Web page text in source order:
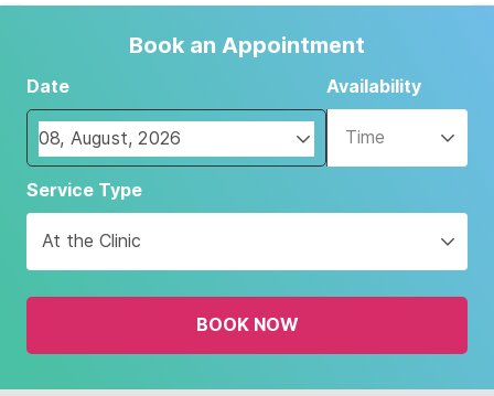
Book an Appointment
Date
Navigate
forward
interact
with
the
and
Availability
Time
Service Type
At the Clinic
BOOK NOW